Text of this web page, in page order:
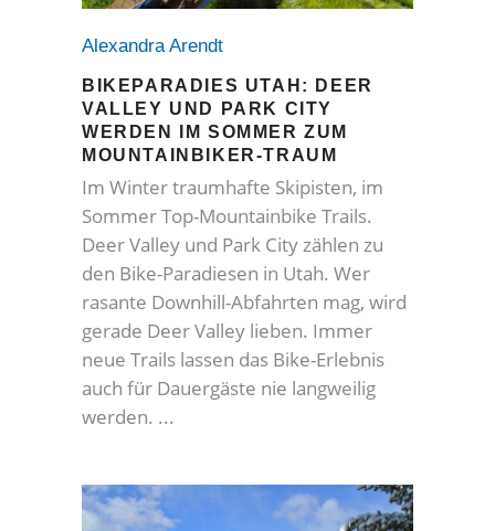
Alexandra Arendt
BIKEPARADIES UTAH: DEER
VALLEY UND PARK CITY
WERDEN IM SOMMER ZUM
MOUNTAINBIKER-TRAUM
Im Winter traumhafte Skipisten, im
Sommer Top-Mountainbike Trails.
Deer Valley und Park City zählen zu
den Bike-Paradiesen in Utah. Wer
rasante Downhill-Abfahrten mag, wird
gerade Deer Valley lieben. Immer
neue Trails lassen das Bike-Erlebnis
auch für Dauergäste nie langweilig
werden.